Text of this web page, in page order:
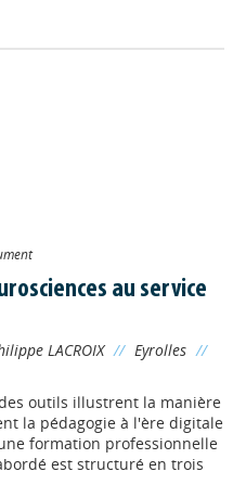
au service
LACROIX // Eyrolles //
outils illustrent la manière
la pédagogie à l'ère digitale
formation professionnelle
est structuré en trois